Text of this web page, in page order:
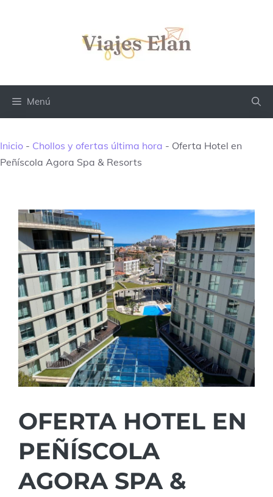
Menú
Inicio - Chollos y ofertas última hora - Oferta Hotel en
Peñíscola Agora Spa & Resorts
OFERTA HOTEL EN
PEÑÍSCOLA
AGORA SPA &